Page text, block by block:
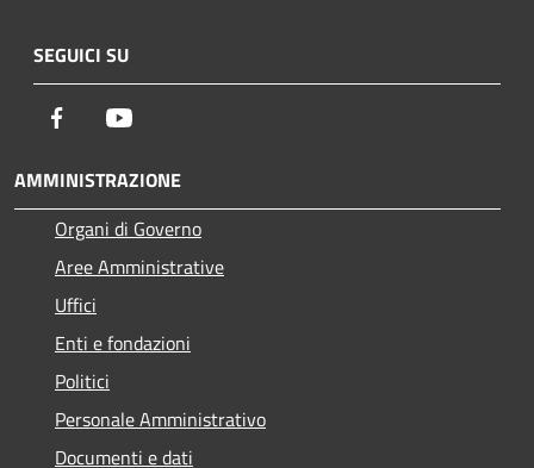
SEGUICI SU
Facebook
AMMINISTRAZIONE
Organi di Governo
Aree Amministrative
Uffici
Enti e fondazioni
Politici
Personale Amministrativo
Documenti e dati